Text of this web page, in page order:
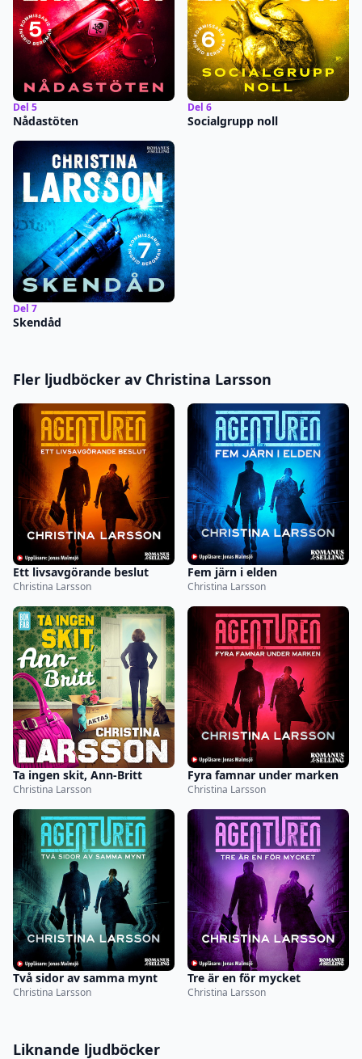
Del 5
Nådastöten
Del 6
Socialgrupp noll
Del 7
Skendåd
Fler ljudböcker av Christina Larsson
Ett livsavgörande beslut
Christina Larsson
Fem järn i elden
Christina Larsson
Ta ingen skit, Ann-Britt
Christina Larsson
Fyra famnar under marken
Christina Larsson
Två sidor av samma mynt
Christina Larsson
Tre är en för mycket
Christina Larsson
Liknande ljudböcker